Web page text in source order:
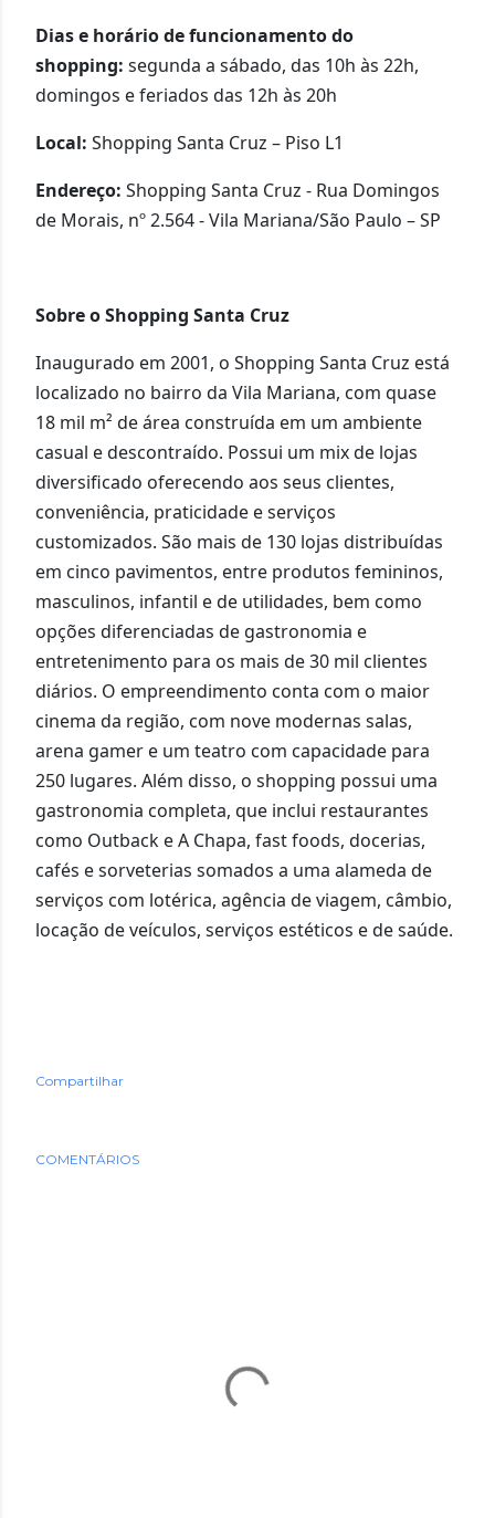
Dias e horário de funcionamento do
shopping: segunda a sábado, das 10h às 22h,
domingos e feriados das 12h às 20h
Local: Shopping Santa Cruz – Piso L1
Endereço: Shopping Santa Cruz - Rua Domingos
de Morais, nº 2.564 - Vila Mariana/São Paulo – SP
Sobre o Shopping Santa Cruz
Inaugurado em 2001, o Shopping Santa Cruz está
localizado no bairro da Vila Mariana, com quase
18 mil m² de área construída em um ambiente
casual e descontraído. Possui um mix de lojas
diversificado oferecendo aos seus clientes,
conveniência, praticidade e serviços
customizados. São mais de 130 lojas distribuídas
em cinco pavimentos, entre produtos femininos,
masculinos, infantil e de utilidades, bem como
opções diferenciadas de gastronomia e
entretenimento para os mais de 30 mil clientes
diários. O empreendimento conta com o maior
cinema da região, com nove modernas salas,
arena gamer e um teatro com capacidade para
250 lugares. Além disso, o shopping possui uma
gastronomia completa, que inclui restaurantes
como Outback e A Chapa, fast foods, docerias,
cafés e sorveterias somados a uma alameda de
serviços com lotérica, agência de viagem, câmbio,
locação de veículos, serviços estéticos e de saúde.
Compartilhar
COMENTÁRIOS